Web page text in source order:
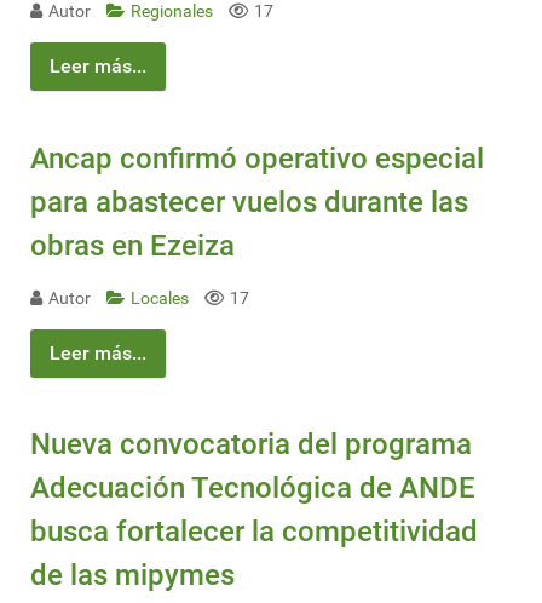
Autor Regionales 17
Leer más...
Ancap confirmó operativo especial
para abastecer vuelos durante las
obras en Ezeiza
Autor Locales 17
Leer más...
Nueva convocatoria del programa
Adecuación Tecnológica de ANDE
busca fortalecer la competitividad
de las mipymes